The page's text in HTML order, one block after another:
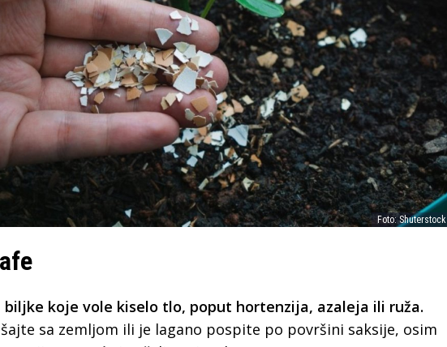
Foto: Shuterstock
biljke koje vole kiselo tlo, poput hortenzija, azaleja ili ruža.
sa zemljom ili je lagano pospite po površini saksije, osim